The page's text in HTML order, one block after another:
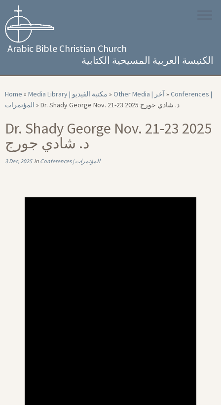
content
Arabic Bible Christian Church
الكنيسة العربية المسيحية الكتابية
Home » Media Library | مكتبة الفيديو » Other Media | آخر» Conferences |
المؤتمرات » Dr. Shady George Nov. 21-23 2025 د. شادي جورج
Dr. Shady George Nov. 21-23 2025
د. شادي جورج
3 Dec, 2025in Conferences | المؤتمرات